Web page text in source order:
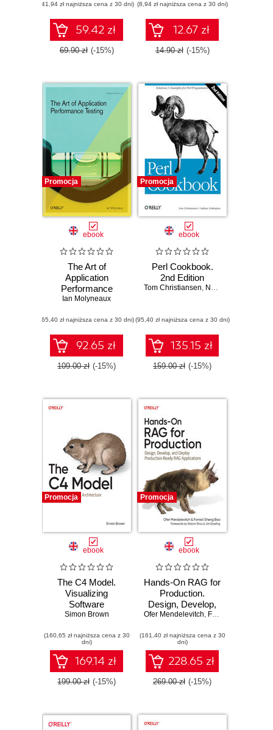
Authorization and
Authentication
(41,94 zł najniższa cena z 30 dni)
59.42 zł
69.90 zł (-15%)
(8,94 zł najniższa cena z 30 dni)
12.67 zł
14.90 zł (-15%)
Promocja
ebook
The Art of
Application
Performance
Testing. Help for
Quality Assurance
Ian Molyneaux
(65,40 zł najniższa cena z 30 dni)
92.65 zł
109.00 zł (-15%)
Promocja
ebook
Perl Cookbook.
2nd Edition
Tom Christiansen, Nathan Torkington
(95,40 zł najniższa cena z 30 dni)
135.15 zł
159.00 zł (-15%)
Promocja
ebook
The C4 Model.
Visualizing
Software
Architecture
Simon Brown
(160,65 zł najniższa cena z 30
dni)
169.14 zł
199.00 zł (-15%)
Promocja
ebook
Hands-On RAG for
Production.
Design, Develop,
and Deploy
RAG Applications
Ofer Mendelevitch, Forrest Sheng Bao
(161,40 zł najniższa cena z 30
dni)
228.65 zł
269.00 zł (-15%)